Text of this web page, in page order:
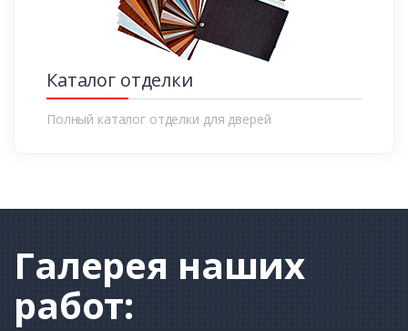
Каталог отделки
Полный каталог отделки для дверей
Галерея наших
работ: